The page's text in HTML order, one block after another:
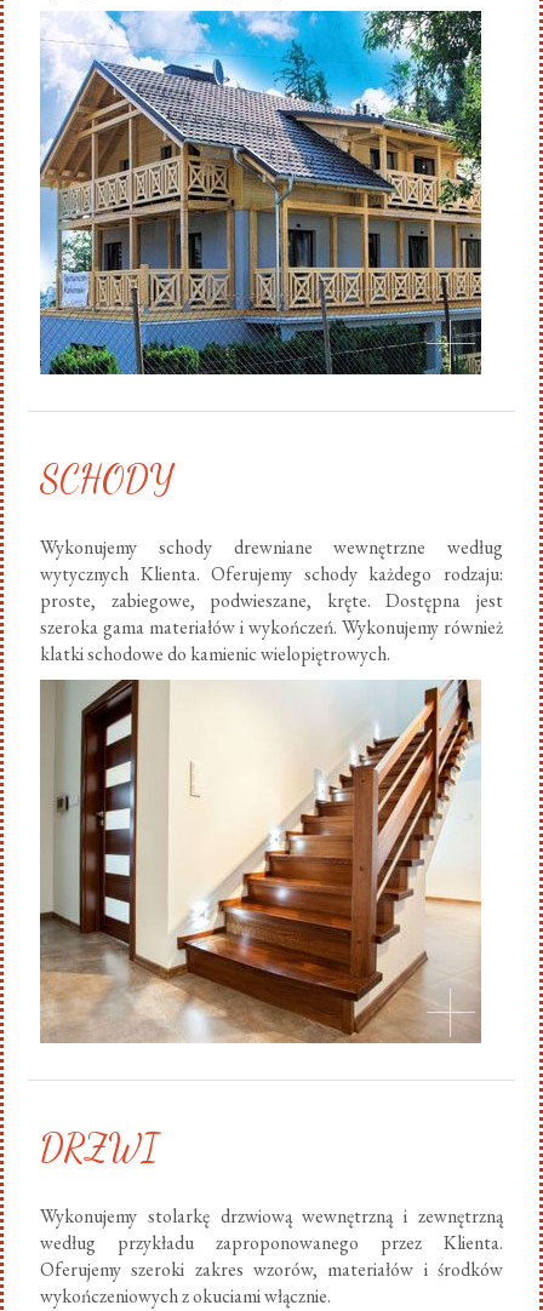
SCHODY
Wykonujemy schody drewniane wewnętrzne według
wytycznych Klienta. Oferujemy schody każdego rodzaju:
proste, zabiegowe, podwieszane, kręte. Dostępna jest
szeroka gama materiałów i wykończeń. Wykonujemy również
klatki schodowe do kamienic wielopiętrowych.
DRZWI
Wykonujemy stolarkę drzwiową wewnętrzną i zewnętrzną
według przykładu zaproponowanego przez Klienta.
Oferujemy szeroki zakres wzorów, materiałów i środków
wykończeniowych z okuciami włącznie.